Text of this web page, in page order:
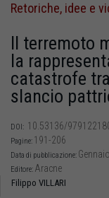
Retoriche, idee e
Il terremoto
la
catastrofe
slancio
DOI: 10.53136/
Pagine: 191-206
Data di pubblicazione:
Editore: Aracne
Filippo VILLARI